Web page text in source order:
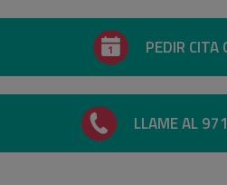
PEDIR CITA
LLAME AL